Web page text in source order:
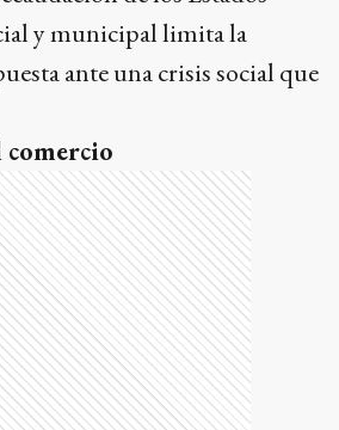
del análisis se centró en la